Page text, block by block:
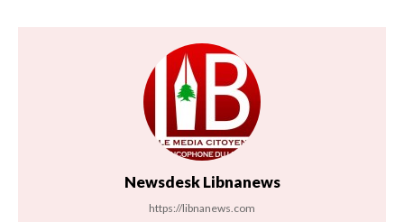
Newsdesk Libnanews
https://libnanews.com